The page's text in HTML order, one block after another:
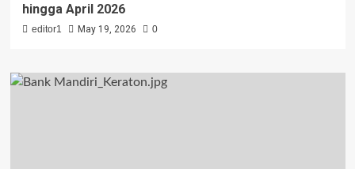
hingga April 2026
editor1 May 19, 2026 0